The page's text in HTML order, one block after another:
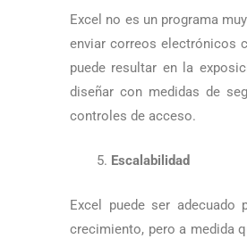
Excel no es un programa
enviar correos electrónicos
puede resultar en la
diseñar con medidas de
controles de acceso.
Escalabilidad
Excel puede ser adecuado
crecimiento, pero a medida